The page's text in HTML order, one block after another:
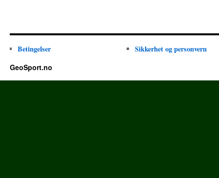
Betingelser Sikkerhet og personvern
GeoSport.no